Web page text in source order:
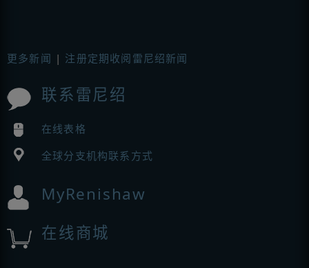
更多新闻 | 注册定期收阅雷尼绍新闻
联系雷尼绍
在线表格
全球分支机构联系方式
MyRenishaw
在线商城